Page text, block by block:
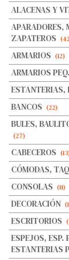
ALACENAS Y
APARADORES,
ZAPATEROS
ARMARIOS (12)
ARMARIOS PEQ.
ESTANTERIAS,
BANCOS (22)
BULES,
(27)
CABECEROS
CÓMODAS,
CONSOLAS (11)
DECORACIÓN
ESCRITORIOS
ESPEJOS, ESP.
ESTANTERIAS